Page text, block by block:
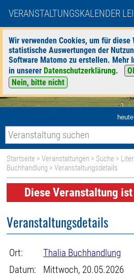
VERANSTALTUNGSKALENDER
Wir verwenden Cookies, um für
statistische Auswertungen der
Software Matomo zu erstellen. Mehr
in unserer Datenschutzerklärung.
Nein, bitte nicht
heute
Startseite >Veranstaltungen > Suche >
Buchhandlung > Veranstaltungsdetails
Diese Veranstaltung
Veranstaltungsdetails
Ort:
Thalia Buchhandlung
Datum:
Mittwoch, 20.05.2026